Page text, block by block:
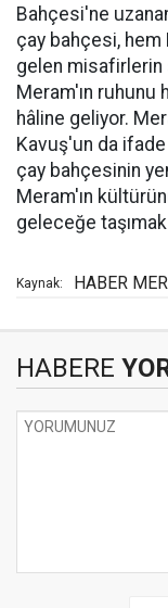
Bahçesi'ne
çay bahçesi, hem
gelen misafirlerin
Meram'ın
hâline geliyor.
Kavuş'un da
çay bahçesinin
Meram'ın
geleceğe taşımak
Kaynak: HABER
HABERE